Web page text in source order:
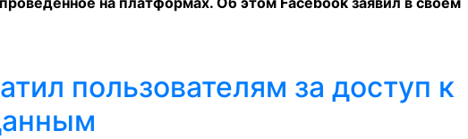
пользователям за доступ к